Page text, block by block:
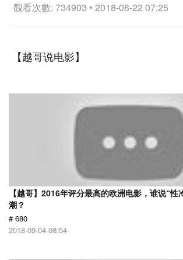
觀看次數: 734903 • 2018-08-22 07:25
【越哥说电影】
【越哥】2016年评分最高的欧洲电影，谁说“性
潮？
# 680
2018-09-04 08:54